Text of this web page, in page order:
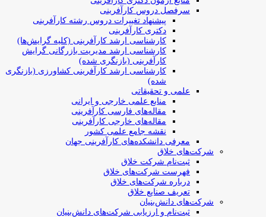
سرفصل دروس کارآفرینی
پیشنهاد تغییرات دروس رشته کارآفرینی
دکتری کارآفرینی
کارشناسی ارشد کارآفرینی (کلیه گرایش‌ها)
کارشناسی ارشد مدیریت بازرگانی گرایش
کارآفرینی (بازنگری شده)
کارشناسی ارشد کارآفرینی کشاورزی (بازنگری
شده)
علمی و تحقیقاتی
منابع علمی خارجی و ایرانی
مقاله‌های فارسی کارآفرینی
مقاله‌های خارجی کارآفرینی
نقشه جامع علمی کشور
معرفی دانشکده‌های کارآفرینی جهان
شرکت‌های خلاق
ثبت‌نام شرکت خلاق
فهرست شرکت‌های خلاق
درباره شرکت‌های خلاق
تعریف صنایع خلاق
شرکت‌های دانش‌بنیان
ثبت‌نام و ارزیابی شرکت‌های دانش‌بنیان